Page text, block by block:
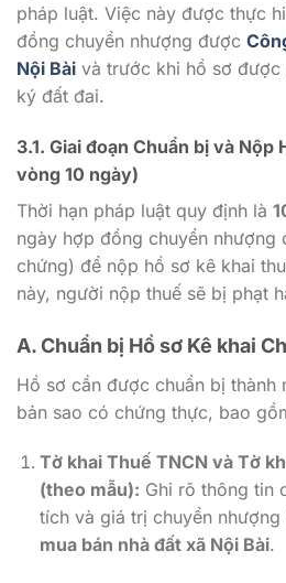
pháp luật. Việc này được thực
đồng chuyển nhượng được
Nội Bài và trước khi hồ sơ
ký đất đai.
3.1. Giai đoạn Chuẩn bị và Nộp
vòng 10 ngày)
Thời hạn pháp luật quy định là
ngày hợp đồng chuyển nhượng
chứng) để nộp hồ sơ kê khai
này, người nộp thuế sẽ bị phạt
A. Chuẩn bị Hồ sơ Kê khai
Hồ sơ cần được chuẩn bị
bản sao có chứng thực, bao
Tờ khai Thuế TNCN và Tờ
(theo mẫu): Ghi rõ thông tin
tích và giá trị chuyển nhượng
mua bán nhà đất xã Nội Bài.